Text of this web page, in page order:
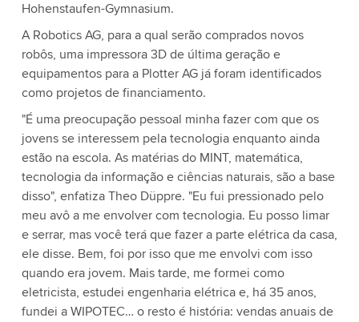
Hohenstaufen-Gymnasium.
A Robotics AG, para a qual serão comprados novos
robôs, uma impressora 3D de última geração e
equipamentos para a Plotter AG já foram identificados
como projetos de financiamento.
"É uma preocupação pessoal minha fazer com que os
jovens se interessem pela tecnologia enquanto ainda
estão na escola. As matérias do MINT, matemática,
tecnologia da informação e ciências naturais, são a base
disso", enfatiza Theo Düppre. "Eu fui pressionado pelo
meu avô a me envolver com tecnologia. Eu posso limar
e serrar, mas você terá que fazer a parte elétrica da casa,
ele disse. Bem, foi por isso que me envolvi com isso
quando era jovem. Mais tarde, me formei como
eletricista, estudei engenharia elétrica e, há 35 anos,
fundei a WIPOTEC… o resto é história: vendas anuais de